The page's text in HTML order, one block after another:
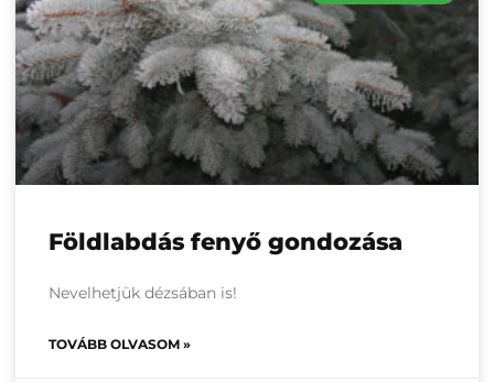
Földlabdás fenyő gondozása
Nevelhetjük dézsában is!
TOVÁBB OLVASOM »